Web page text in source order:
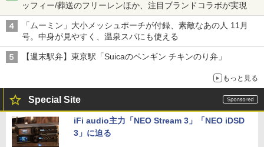
ッフィー/葬送のフリーレンほか、注目ブランドコラボが実現
「ムーミン」大小メッシュポーチが付録、素敵なあの人 11月
号。中身が見やすく、温泉スパにも使える
【週末駅弁】東京駅「Suicaのペンギン チキンのり弁」
もっと見る
Special Site
iFi audio主力「NEO Stream 3」「NEO iDSD
3」に迫る